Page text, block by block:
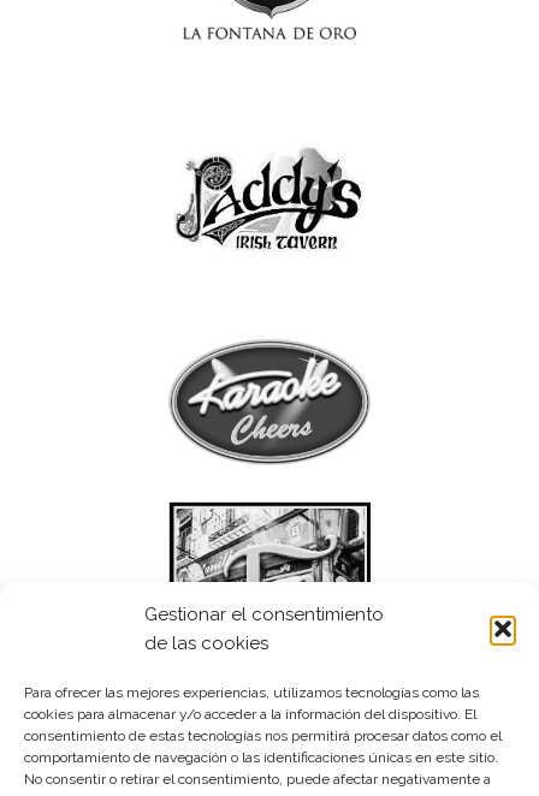
Gestionar el consentimiento
de las cookies
Para ofrecer las mejores experiencias, utilizamos tecnologías como las
cookies para almacenar y/o acceder a la información del dispositivo. El
consentimiento de estas tecnologías nos permitirá procesar datos como el
comportamiento de navegación o las identificaciones únicas en este sitio.
No consentir o retirar el consentimiento, puede afectar negativamente a